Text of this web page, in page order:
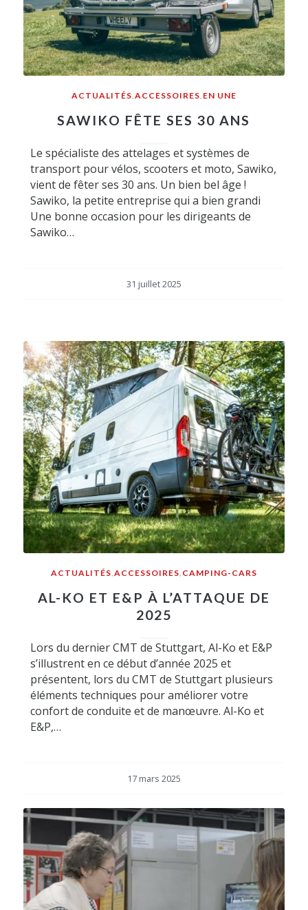
ACTUALITÉS,ACCESSOIRES, EN UNE
SAWIKO FÊTE SES 30 ANS
Le spécialiste des attelages et systèmes de
transport pour vélos, scooters et moto, Sawiko,
vient de fêter ses 30 ans. Un bien bel âge !
Sawiko, la petite entreprise qui a bien grandi
Une bonne occasion pour les dirigeants de
Sawiko…
31 juillet 2025
ACTUALITÉS ACCESSOIRES CAMPING-CARS
AL-KO ET E&P À L’ATTAQUE DE
2025
Lors du dernier CMT de Stuttgart, Al-Ko et E&P
s’illustrent en ce début d’année 2025 et
présentent, lors du CMT de Stuttgart plusieurs
éléments techniques pour améliorer votre
confort de conduite et de manœuvre. Al-Ko et
E&P,…
17 mars 2025